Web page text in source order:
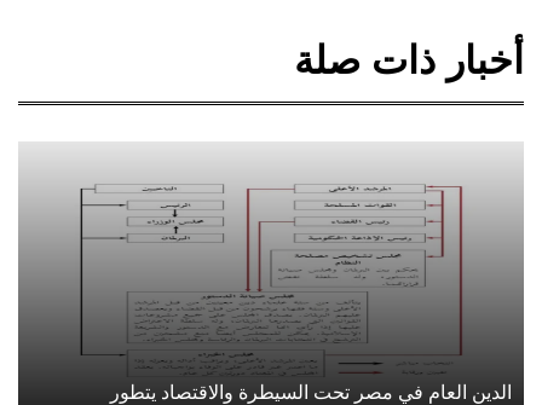
أخبار ذات صلة
الدين العام في مصر تحت السيطرة والاقتصاد يتطور